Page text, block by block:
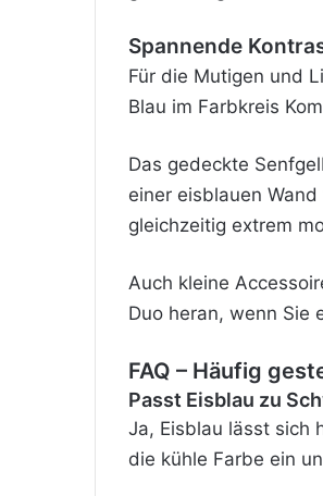
Spannende
Für die Mutigen und
Blau im Farbkreis
Das gedeckte
einer eisblauen
gleichzeitig extrem
Auch kleine
Duo heran, wenn Sie
FAQ – Häufig
Passt Eisblau zu
Ja, Eisblau lässt sich
die kühle Farbe ein